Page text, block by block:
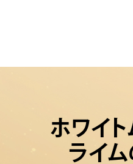
ホワイ
ライ